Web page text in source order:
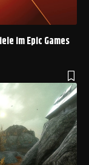
im Epic Games